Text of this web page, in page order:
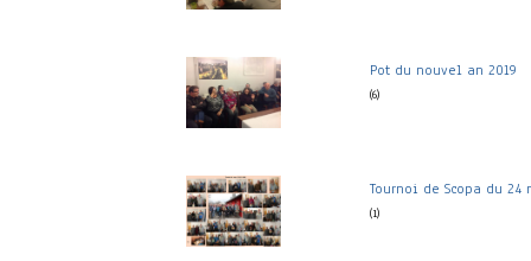
Pot du nouvel an 2019
(6)
Tournoi de Scopa du 24
(1)